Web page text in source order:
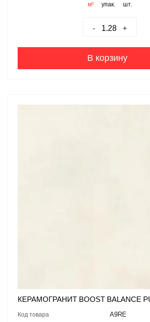
м² упак. шт.
- +
В корзину
КЕРАМОГРАНИТ BOOST BALANCE
Код товара
A9RE